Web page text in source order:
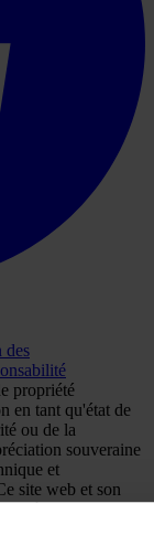
des
propriété
en tant qu'état de
ou de la
souveraine
et
site web et son
mis à disposition
et ne sont
n'est pas autorisé